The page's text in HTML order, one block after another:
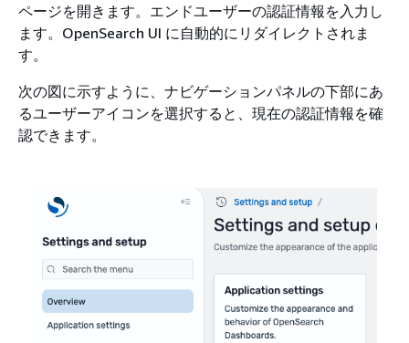
ページを開きます。エンドユーザーの認証情報を入力し
ます。OpenSearch UI に自動的にリダイレクトされま
す。
次の図に示すように、ナビゲーションパネルの下部にあ
るユーザーアイコンを選択すると、現在の認証情報を確
認できます。